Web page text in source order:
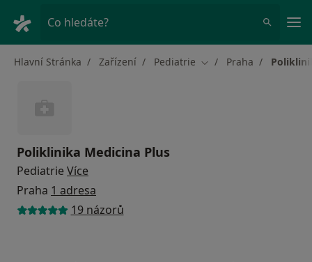
Co hledáte?
Hlavní Stránka Zařízení Pediatrie Změna města
Praha
Poliklinika Medicina Plus
Pediatrie Více
Praha 1 adresa
19 názorů